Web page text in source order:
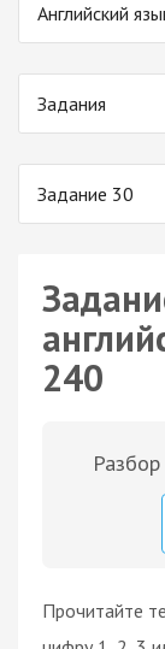
Английский
Задания
Задание 30
240
Прочитайте